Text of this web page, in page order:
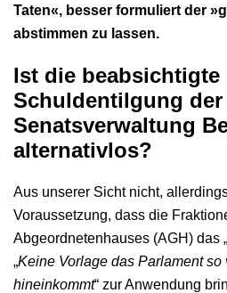
Taten«, besser formuliert der
abstimmen zu lassen.
Ist die beabsichtigte
Schuldentilgung der
Senatsverwaltung
alternativlos?
Aus unserer Sicht nicht,
Voraussetzung, dass die
Abgeordnetenhauses (AGH) das
„Keine Vorlage das Parlament
hineinkommt“ zur Anwendung